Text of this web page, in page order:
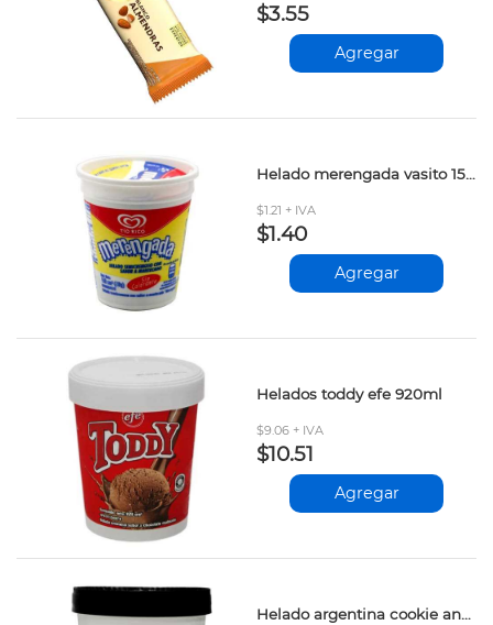
$3.55
Agregar
Helado merengada vasito 150ml
$1.21 + IVA
$1.40
Agregar
Helados toddy efe 920ml
$9.06 + IVA
$10.51
Agregar
Helado argentina cookie and cream 700ml